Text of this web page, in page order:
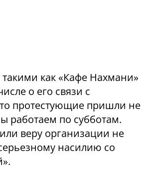
как «Кафе Нахмани»
о его связи с
протестующие пришли не
работаем по субботам.
веру организации не
насилию со